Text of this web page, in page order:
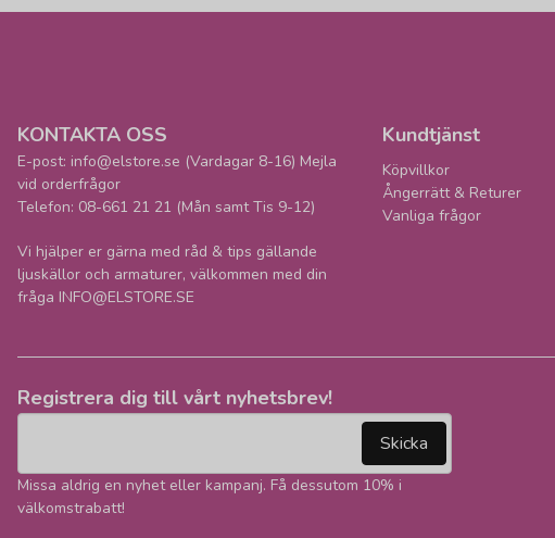
KONTAKTA OSS
E-post: info@elstore.se (Vardagar 8-16) Mejla
vid orderfrågor
Telefon: 08-661 21 21 (Mån samt Tis 9-12)
Vi hjälper er gärna med råd & tips gällande
ljuskällor och armaturer, välkommen med din
fråga INFO@ELSTORE.SE
Kundtjänst
Köpvillkor
Ångerrätt & Returer
Vanliga frågor
Registrera dig till vårt nyhetsbrev!
Skicka
Missa aldrig en nyhet eller kampanj. Få dessutom 10% i
välkomstrabatt!